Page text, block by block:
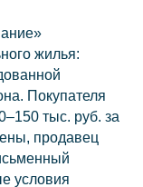
жилья:
Покупателя
тыс. руб. за
продавец
условия